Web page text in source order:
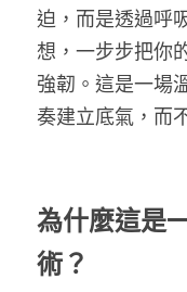
迫，而是透過呼
想，一步步把你
強韌。這是一場
奏建立底氣，而
為什麼這是
術？